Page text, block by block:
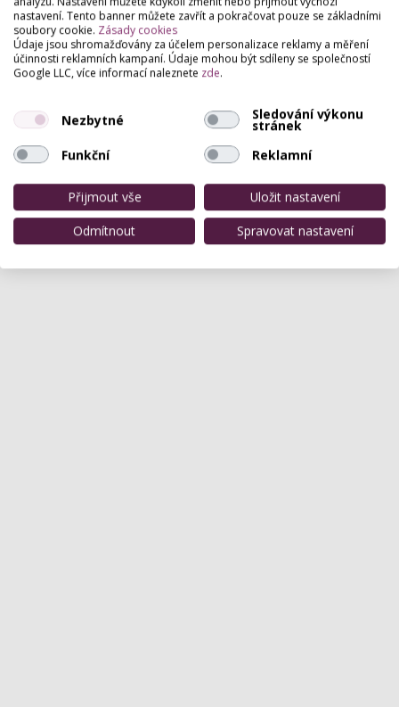
Hodnocení salónu
Pro přidání hodnocení se přihlašte.
Zatím zde není žádné hodnocení.
nastavení. Tento banner můžete zavřít a pokračovat pouze se základními
soubory cookie. Zásady cookies
Údaje jsou shromažďovány za účelem personalizace reklamy a měření
účinnosti reklamních kampaní. Údaje mohou být sdíleny se společností
Google LLC, více informací naleznete zde.
Nezbytné Sledování výkonu
stránek
Funkční
Reklamní
Přijmout vše
Uložit nastavení
Odmítnout
Spravovat nastavení